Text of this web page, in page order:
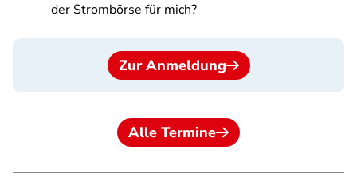
der Strombörse für mich?
Zur Anmeldung
Alle Termine